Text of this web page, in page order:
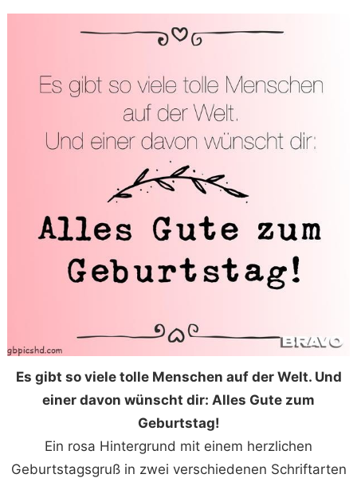
Es gibt so viele tolle Menschen auf der Welt. Und
einer davon wünscht dir: Alles Gute zum
Geburtstag!
Ein rosa Hintergrund mit einem herzlichen
Geburtstagsgruß in zwei verschiedenen Schriftarten